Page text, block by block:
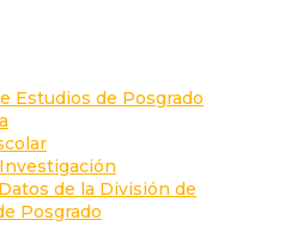
Estudios de Posgrado
de la División de
Posgrado